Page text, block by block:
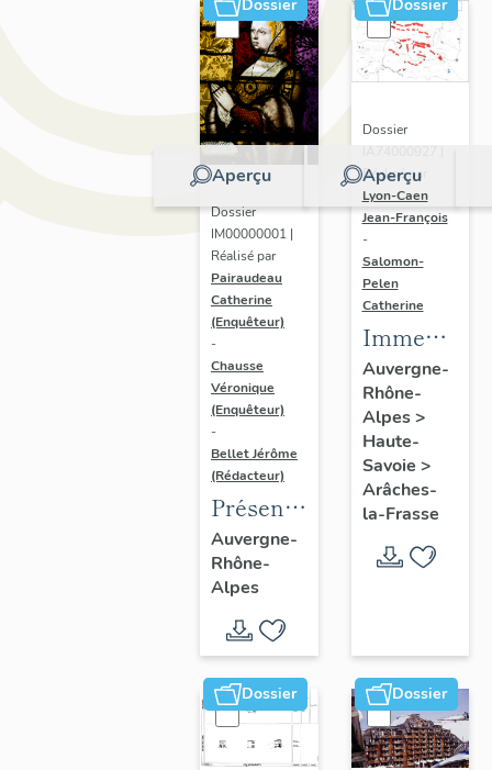
Dossier
Aperçu
Dossier
IM00000001 |
Réalisé par
Pairaudeau
Catherine
(Enquêteur)
-
Chausse
Véronique
(Enquêteur)
-
Bellet Jérôme
(Rédacteur)
Présentation
de
l'opération
d'inventaire
du vitrail
ancien
de
Rhône-
Alpes
Auvergne-
Rhône-
Alpes
Dossier
Aperçu
Dossier
Réalisé par
Lyon-Caen
Jean-François
-
Salomon-
Pelen
Catherine
Immeubles,
hôtels de
voyageurs
Auvergne-
Rhône-
Alpes>
Haute-
Savoie >
Arâches-
la-Frasse
Dossier Dossier